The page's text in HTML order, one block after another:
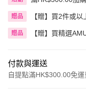
贈品
【贈】買2件或
贈品
【贈】買精選
付款與運送
自提點滿HK$300.00免運